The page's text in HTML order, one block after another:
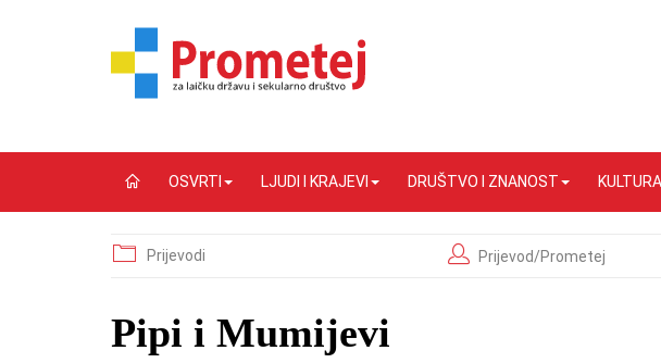
OSVRTI LJUDI I KRAJEVI DRUŠTVO I ZNANOST KULTURA
Prijevodi Prijevod/Prometej
Pipi i Mumijevi